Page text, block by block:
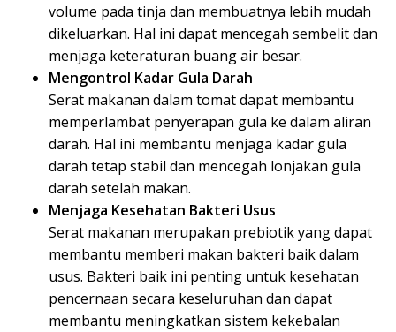
volume pada tinja dan membuatnya lebih mudah
dikeluarkan. Hal ini dapat mencegah sembelit dan
menjaga keteraturan buang air besar.
Mengontrol Kadar Gula Darah
Serat makanan dalam tomat dapat membantu
memperlambat penyerapan gula ke dalam aliran
darah. Hal ini membantu menjaga kadar gula
darah tetap stabil dan mencegah lonjakan gula
darah setelah makan.
Menjaga Kesehatan Bakteri Usus
Serat makanan merupakan prebiotik yang dapat
membantu memberi makan bakteri baik dalam
usus. Bakteri baik ini penting untuk kesehatan
pencernaan secara keseluruhan dan dapat
membantu meningkatkan sistem kekebalan